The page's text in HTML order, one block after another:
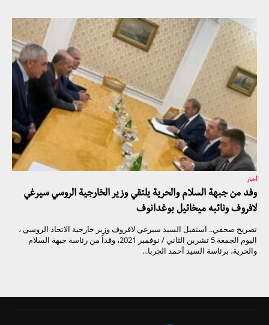
أخبار
وفد من جبهة السلام والحرية يلتقي وزير الخارجية الروسي سيرغي
لافروف ونائبه ميخائيل بوغدانوف
تصريح صحفي.. استقبل السيد سيرغي لافروف وزير خارجية الاتحاد الروسي ،
اليوم الجمعة 5 تشرين الثاني / نوفمبر 2021، وفداً من رئاسة جبهة السلام
والحرية، برئاسة السيد أحمد الجربا...